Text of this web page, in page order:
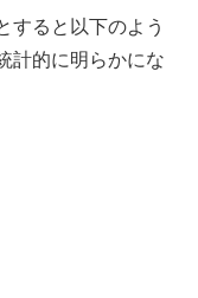
すると以下のよう
計的に明らかにな